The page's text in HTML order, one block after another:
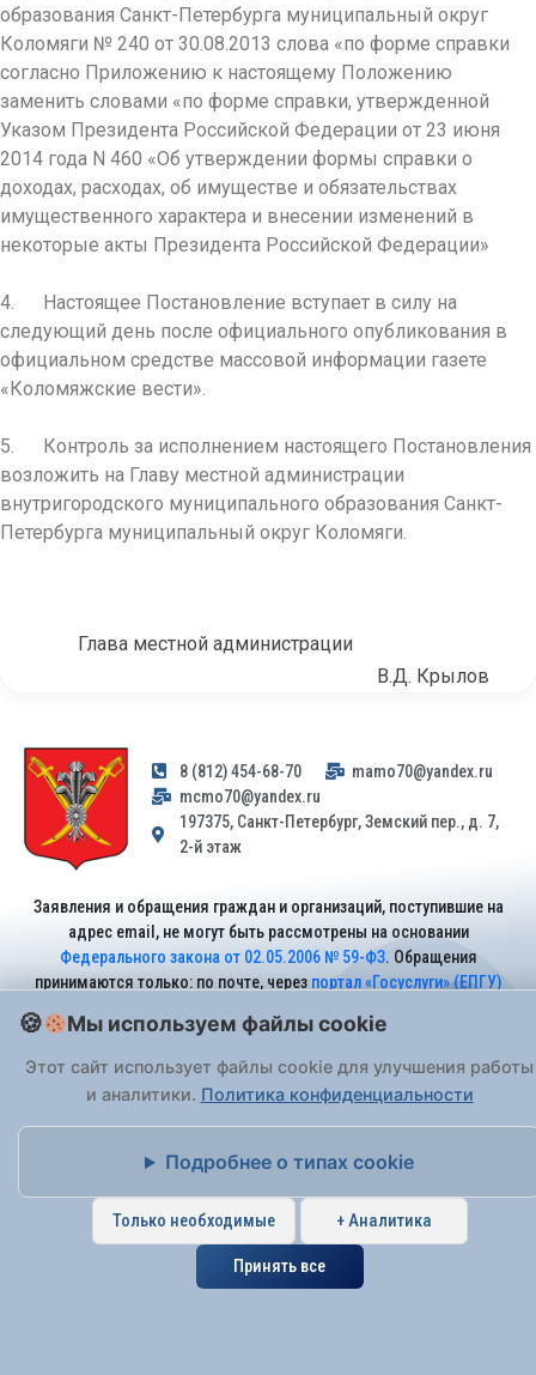
образования Санкт-Петербурга муниципальный округ
Коломяги № 240 от 30.08.2013 слова «по форме справки
согласно Приложению к настоящему Положению
заменить словами «по форме справки, утвержденной
Указом Президента Российской Федерации от 23 июня
2014 года N 460 «Об утверждении формы справки о
доходах, расходах, об имуществе и обязательствах
имущественного характера и внесении изменений в
некоторые акты Президента Российской Федерации»
4. Настоящее Постановление вступает в силу на
следующий день после официального опубликования в
официальном средстве массовой информации газете
«Коломяжские вести».
5. Контроль за исполнением настоящего Постановления
возложить на Главу местной администрации
внутригородского муниципального образования Санкт-
Петербурга муниципальный округ Коломяги.
Глава местной администрации
В.Д. Крылов
8 (812) 454-68-70
mamo70@yandex.ru
mcmo70@yandex.ru
197375, Санкт-Петербург, Земский пер., д. 7,
2-й этаж
Заявления и обращения граждан и организаций, поступившие на
адрес email, не могут быть рассмотрены на основании
Федерального закона от 02.05.2006 № 59-ФЗ. Обращения
принимаются только: по почте, через портал «Госуслуги» (ЕПГУ)
На Сайте действуетПолитика обработки персональных данных.
Мы используем файлы cookie
Этот сайт использует файлы cookie для улучшения работы
и аналитики. Политика конфиденциальности
Подробнее о типах cookie
Только необходимые + Аналитика
Принять все